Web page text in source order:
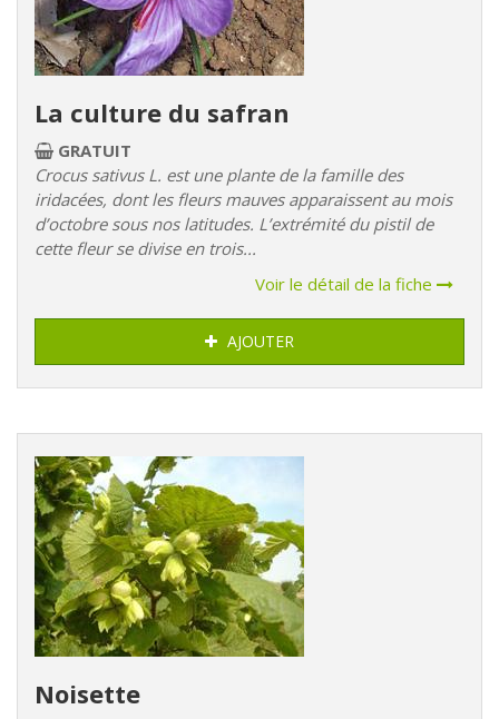
La culture du safran
GRATUIT
Crocus sativus L. est une plante de la famille des
iridacées, dont les fleurs mauves apparaissent au mois
d’octobre sous nos latitudes. L’extrémité du pistil de
cette fleur se divise en trois...
Voir le détail de la fiche
AJOUTER
Noisette